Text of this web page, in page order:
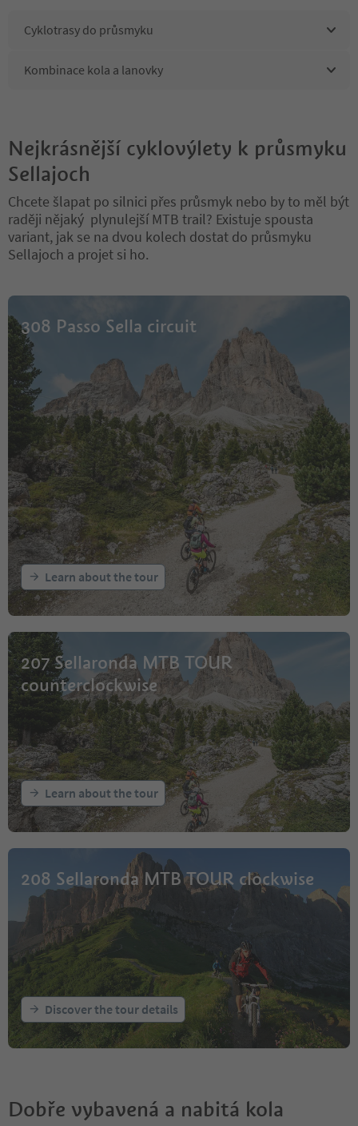
Cyklotrasy do průsmyku
Kombinace kola a lanovky
Nejkrásnější cyklovýlety k průsmyku
Sellajoch
Chcete šlapat po silnici přes průsmyk nebo by to měl být
raději nějaký plynulejší MTB trail? Existuje spousta
variant, jak se na dvou kolech dostat do průsmyku
Sellajoch a projet si ho.
308 Passo Sella circuit
Learn about the tour
207 Sellaronda MTB TOUR
counterclockwise
Learn about the tour
208 Sellaronda MTB TOUR clockwise
Discover the tour details
Dobře vybavená a nabitá kola